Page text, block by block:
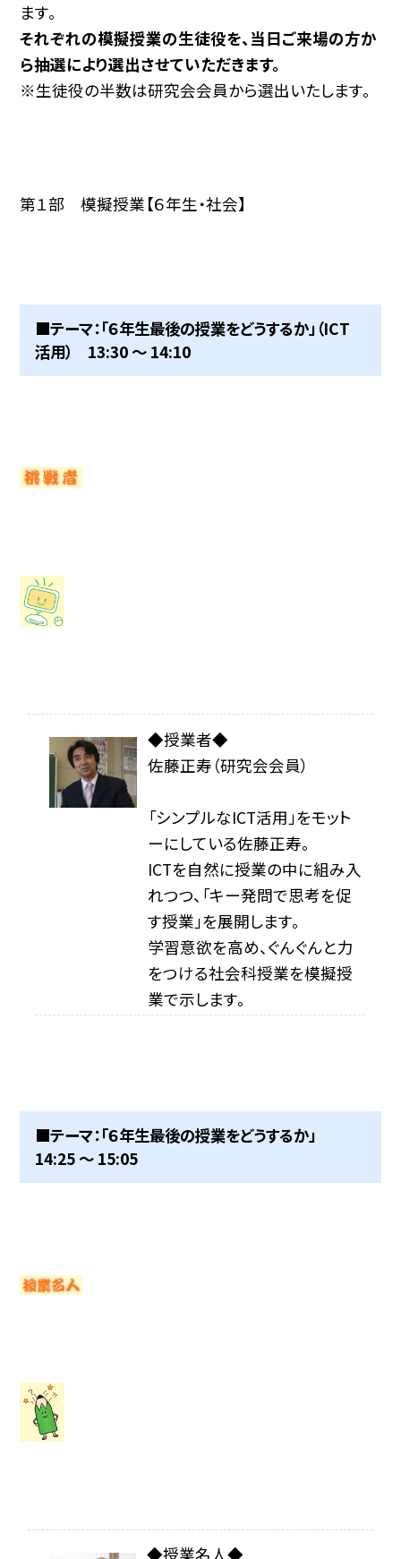
ます。
それぞれの模擬授業の生徒役を、当日ご来場の方か
ら抽選により選出させていただきます。
※生徒役の半数は研究会会員から選出いたします。
第１部 模擬授業【６年生・社会】
■テーマ：「６年生最後の授業をどうするか」（ICT
活用） 13:30 〜 14:10
◆授業者◆
佐藤正寿（研究会会員）
「シンプルなICT活用」をモット
ーにしている佐藤正寿。
ICTを自然に授業の中に組み入
れつつ、「キー発問で思考を促
す授業」を展開します。
学習意欲を高め、ぐんぐんと力
をつける社会科授業を模擬授
業で示します。
■テーマ：「６年生最後の授業をどうするか」
14:25 〜 15:05
◆授業名人◆